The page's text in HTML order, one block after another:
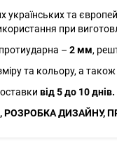
українських та
при
– 2 мм,
та кольору, а
від 5 до 10 днів.
РОЗРОБКА ДИЗАЙНУ,